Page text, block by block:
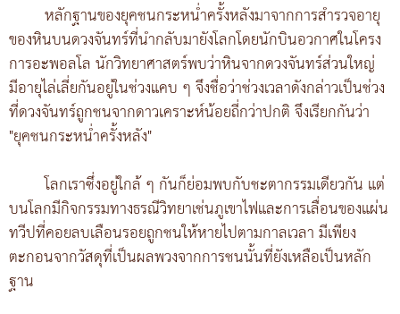
หลักฐานของยุคชนกระหน่ำครั้งหลังมาจากการสำรวจอายุ
ของหินบนดวงจันทร์ที่นำกลับมายังโลกโดยนักบินอวกาศในโครง
การอะพอลโล นักวิทยาศาสตร์พบว่าหินจากดวงจันทร์ส่วนใหญ่
มีอายุไล่เลี่ยกันอยู่ในช่วงแคบ ๆ จึงชื่อว่าช่วงเวลาดังกล่าวเป็นช่วง
ที่ดวงจันทร์ถูกชนจากดาวเคราะห์น้อยถี่กว่าปกติ จึงเรียกกันว่า
"ยุคชนกระหน่ำครั้งหลัง"
โลกเราซึ่งอยู่ใกล้ ๆ กันก็ย่อมพบกับชะตากรรมเดียวกัน แต่
บนโลกมีกิจกรรมทางธรณีวิทยาเช่นภูเขาไฟและการเลื่อนของแผ่น
ทวีปที่คอยลบเลือนรอยถูกชนให้หายไปตามกาลเวลา มีเพียง
ตะกอนจากวัสดุที่เป็นผลพวงจากการชนนั้นที่ยังเหลือเป็นหลัก
ฐาน